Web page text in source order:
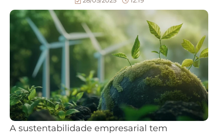
A sustentabilidade empresarial tem